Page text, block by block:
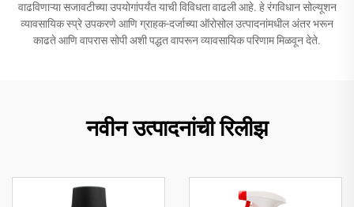
वाढविणाऱ्या सजावटीच्या उपयोगांपर्यंत याची विविधता वाढली आहे. हे रंगविधान सोल्यूशन
व्यावसायिक स्प्रे उपकरणे आणि ग्राहक-दर्जाच्या ऑरोसोल उत्पादनांमधील अंतर भरून
काढते आणि वापरास सोपी अशी पद्धत वापरून व्यावसायिक परिणाम मिळवून देते.
नवीन उत्पादनांची रिलीझ